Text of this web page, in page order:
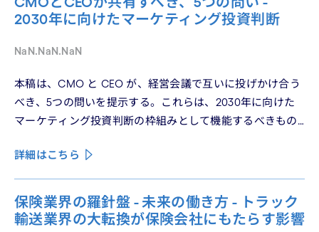
の最終回となる本稿は、これらの議論を日本市場の文脈に
「顧客との関係構築」が、世界で勝てる時代が、いま始
2030年に向けたマーケティング投資判断
NaN.NaN.NaN
本稿は、CMO と CEO が、経営会議で互いに投げかけ合う
べき、5つの問いを提示する。これらは、2030年に向けた
マーケティング投資判断の枠組みとして機能するべきもの
詳細はこちら
保険業界の羅針盤 - 未来の働き方 - トラック
輸送業界の大転換が保険会社にもたらす影響